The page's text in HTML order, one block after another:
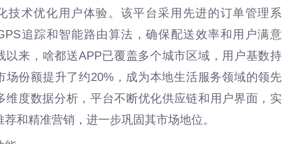
技术优化用户体验。该平台采用先进的订单管理系
追踪和智能路由算法，确保配送效率和用户满意
以来，啥都送APP已覆盖多个城市区域，用户基数持
场份额提升了约20%，成为本地生活服务领域的领先
维度数据分析，平台不断优化供应链和用户界面，实
和精准营销，进一步巩固其市场地位。